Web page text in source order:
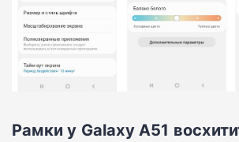
Рамки у Galaxy A51